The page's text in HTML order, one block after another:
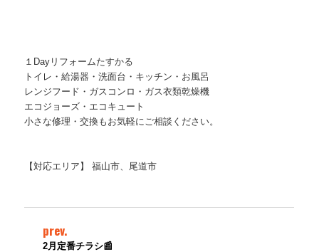
１Dayリフォームたすかる
トイレ・給湯器・洗面台・キッチン・お風呂
レンジフード・ガスコンロ・ガス衣類乾燥機
エコジョーズ・エコキュート
小さな修理・交換もお気軽にご相談ください。
【対応エリア】 福山市、尾道市
prev.
2月定番チラシ📰